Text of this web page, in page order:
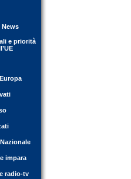
News
e priorità
impara
radio-tv